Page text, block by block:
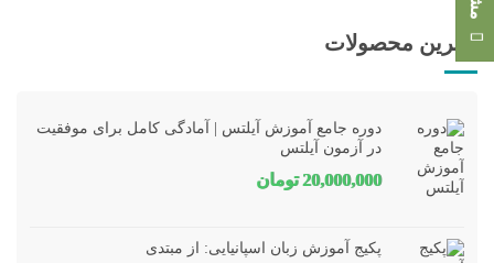
بهترین محصولات
دوره جامع آموزش آیلتس | آمادگی کامل برای موفقیت
در آزمون آیلتس
20,000,000 تومان
پکیج آموزش زبان اسپانیایی: از مبتدی